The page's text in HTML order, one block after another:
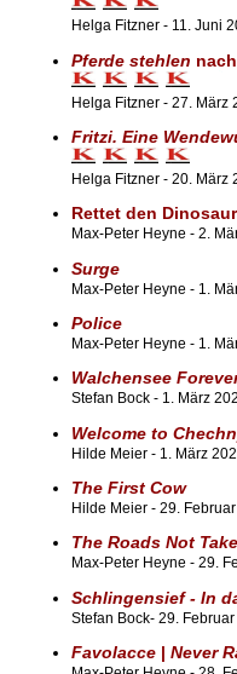
Helga Fitzner - 11. Juni
Pferde stehlen
Helga Fitzner - 27. März
Fritzi. Eine
Helga Fitzner - 20. März
Rettet den
Max-Peter Heyne - 2.
Surge
Max-Peter Heyne - 1.
Police
Max-Peter Heyne - 1.
Walchensee
Stefan Bock - 1. März
Welcome to
Hilde Meier - 1. März
The First Cow
Hilde Meier - 29.
The Roads Not
Max-Peter Heyne - 29.
Schlingensief - In
Stefan Bock- 29.
Favolacce| Never